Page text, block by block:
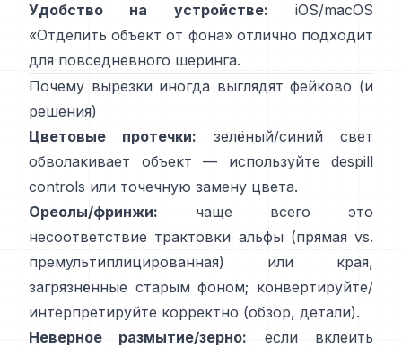
Удобство на устройстве: iOS/macOS
«Отделить объект от фона» отлично подходит
для повседневного шеринга.
Почему вырезки иногда выглядят фейково (и
решения)
Цветовые протечки: зелёный/синий свет
обволакивает объект — используйте
despill
controls или точечную замену цвета.
Ореолы/фринжи: чаще всего это
несоответствие трактовки альфы (прямая vs.
премультиплицированная) или края,
загрязнённые старым фоном; конвертируйте/
интерпретируйте корректно (обзор, детали).
Неверное размытие/зерно: если вклеить